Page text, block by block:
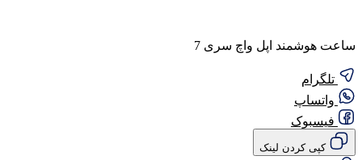
ساعت هوشمند اپل واچ سری 7
تلگرام
واتساپ
فیسبوک
کپی کردن لینک